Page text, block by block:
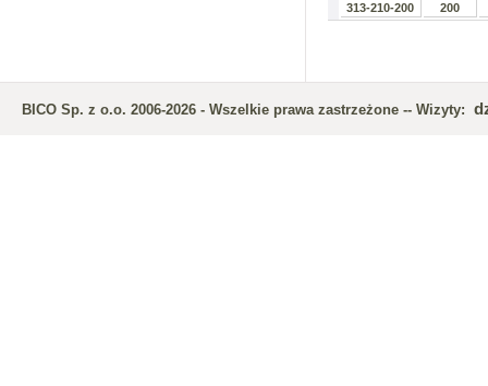
313-210-200
200
BICO Sp. z o.o. 2006-2026 - Wszelkie prawa zastrzeżone -- Wizyty: